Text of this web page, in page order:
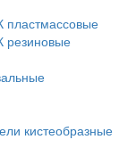
резиновые
кистеобразные